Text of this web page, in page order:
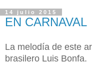
14 julio 2015
EN CARNAVAL
La melodía de este
brasilero Luis Bonfa.